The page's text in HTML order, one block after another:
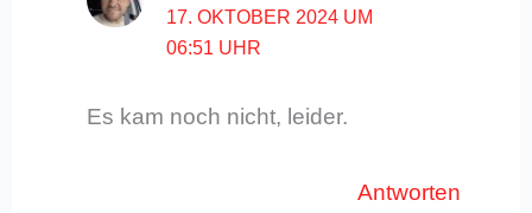
17. OKTOBER 2024 UM
06:51 UHR
Es kam noch nicht, leider.
Antworten